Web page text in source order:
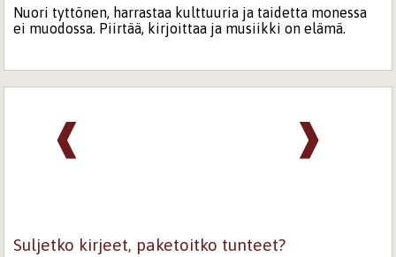
Nuori tyttönen, harrastaa kulttuuria ja taidetta monessa
ei muodossa. Piirtää, kirjoittaa ja musiikki on elämä.
❱
❰
Suljetko kirjeet, paketoitko tunteet?